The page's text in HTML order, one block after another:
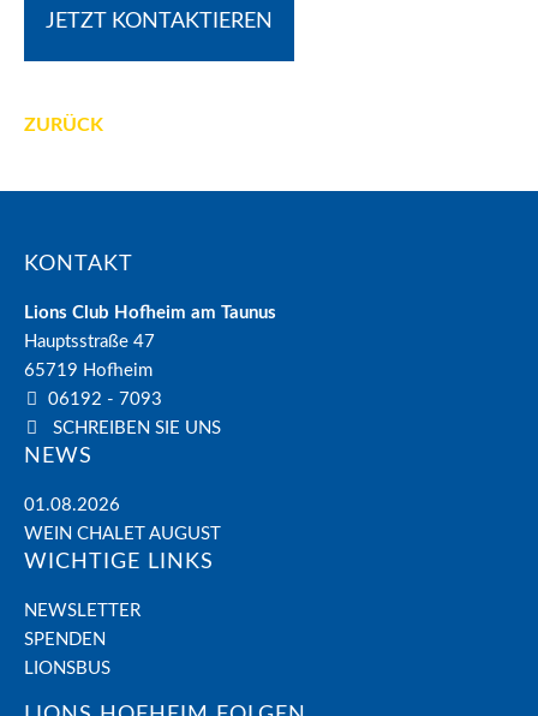
JETZT KONTAKTIEREN
ZURÜCK
KONTAKT
Lions Club Hofheim am Taunus
Hauptsstraße 47
65719 Hofheim
06192 - 7093
SCHREIBEN SIE UNS
NEWS
01.08.2026
WEIN CHALET AUGUST
WICHTIGE LINKS
NEWSLETTER
SPENDEN
LIONSBUS